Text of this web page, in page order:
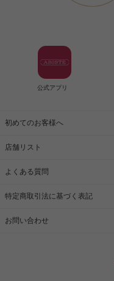
公式アプリ
初めてのお客様へ
店舗リスト
よくある質問
特定商取引法に基づく表記
お問い合わせ